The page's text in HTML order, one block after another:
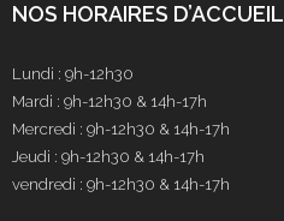
NOS HORAIRES D’ACCUEIL
Lundi : 9h-12h30
Mardi : 9h-12h30 & 14h-17h
Mercredi : 9h-12h30 & 14h-17h
Jeudi : 9h-12h30 & 14h-17h
vendredi : 9h-12h30 & 14h-17h